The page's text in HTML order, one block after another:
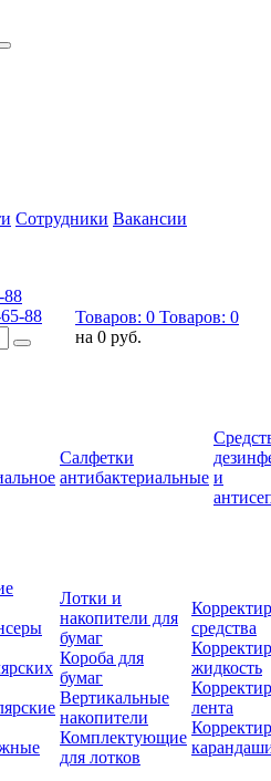
Сотрудники Вакансии
88
88 Товаров: 0 Товаров: 0
на 0 руб.
Салфетки
антибактериальные и
Лотки и
накопители для
бумаг
Короба для
бумаг
Вертикальные
накопители
Комплектующие
для лотков
средства
жидкость
лента